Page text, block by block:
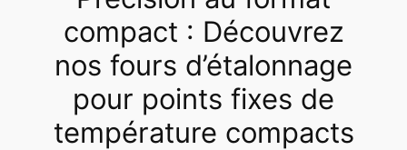
compact : Découvrez
nos fours d’étalonnage
pour points fixes de
température compacts